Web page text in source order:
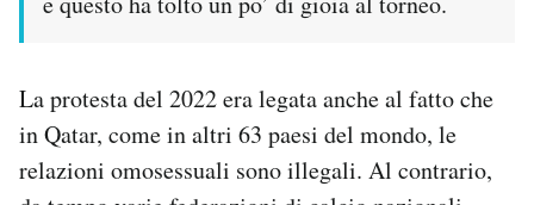
La protesta del 2022 era legata anche al fatto che
in Qatar, come in altri 63 paesi del mondo, le
relazioni omosessuali sono illegali. Al contrario,